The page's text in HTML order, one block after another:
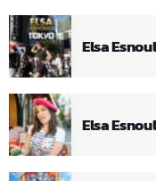
Elsa
Elsa